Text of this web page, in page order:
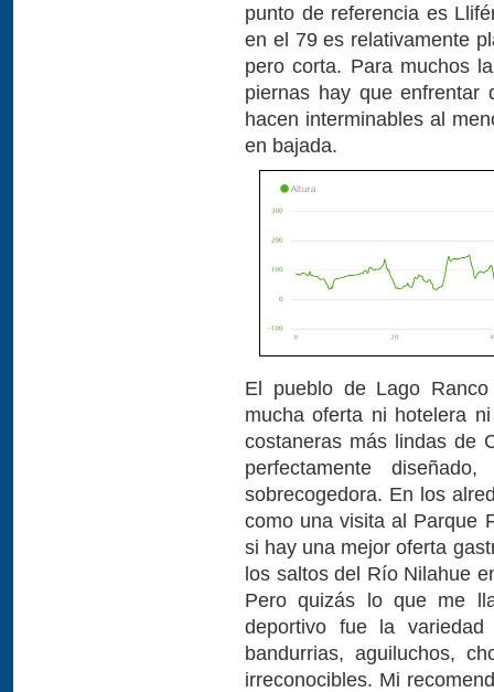
punto de referencia es
en el 79 es relativamente
pero corta. Para muchos
piernas hay que enfrentar
hacen interminables al
en bajada.
El pueblo de Lago
mucha oferta ni hotelera
costaneras más lindas de
perfectamente
sobrecogedora. En los
como una visita al Parque
si hay una mejor oferta
los saltos del Río Nilahue
Pero quizás lo que me
deportivo fue la
bandurrias, aguiluchos,
irreconocibles. Mi